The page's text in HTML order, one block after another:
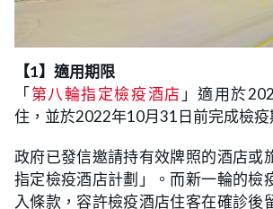
【1】適用期限
「第八輪指定檢疫酒店 」適用於
住，並於2022年10月31日前完成檢疫
政府已發信邀請持有效牌照的酒店或
指定檢疫酒店計劃」。而新一輪的檢
入條款，容許檢疫酒店住客在確診後